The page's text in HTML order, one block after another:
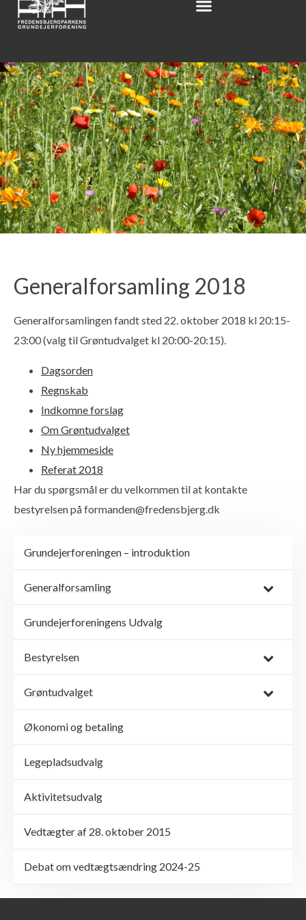
Grundejerforeningen – introduktion
Generalforsamling
Grundejerforeningens Udvalg
Bestyrelsen
Grøntudvalget
Økonomi og betaling
Legepladsudvalg
Aktivitetsudvalg
Vedtægter af 28. oktober 2015
Debat om vedtægtsændring 2024-25
Generalforsamling 2018
Generalforsamlingen fandt sted 22. oktober 2018 kl 20:15-
23:00 (valg til Grøntudvalget kl 20:00-20:15).
Dagsorden
Regnskab
Indkomne forslag
Om Grøntudvalget
Ny hjemmeside
Referat 2018
Har du spørgsmål er du velkommen til at kontakte
bestyrelsen på formanden@fredensbjerg.dk